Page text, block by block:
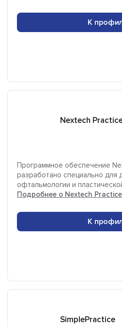
К
Nextech
Программное обеспечение
разработано специально для
офтальмологии и
Подробнее о Nextech Practice
К
SimplePractice